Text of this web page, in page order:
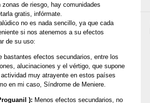
de riesgo, hay comunidades
gratis, infórmate.
no es nada sencillo, ya que cada
si nos atenemos a su efectos
de su uso:
bastantes efectos secundarios, entre los
alucinaciones y el vértigo, que supone
muy atrayente en estos países
en mi caso, Síndrome de Meniere.
): Menos efectos secundarios, no